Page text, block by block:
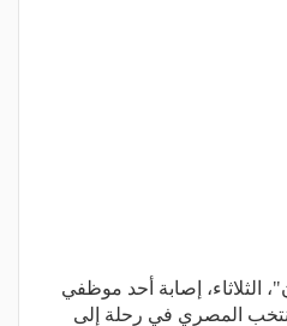
إصابة أحد موظفي
المصري في رحلة إلى